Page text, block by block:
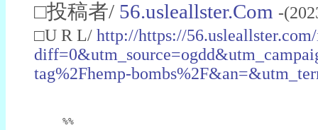
□投稿者/ 56.usleallster.Com -
□U R L/ http://https://
tag%2Fhemp-
%%